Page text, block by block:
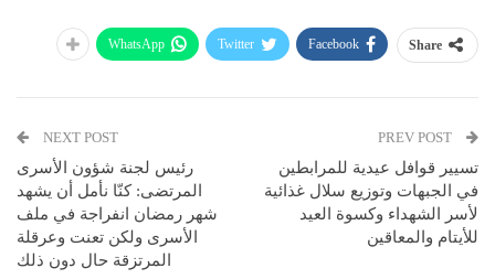
Share
Facebook
Twitter
WhatsApp
تسيير قوافل عيدية للمرابطين
في الجبهات وتوزيع سلال غذائية
لأسر الشهداء وكسوة العيد
للأيتام والمعاقين
NEXT POST
رئيس لجنة شؤون الأسرى
المرتضى: كنّا نأمل أن يشهد
شهر رمضان انفراجة في ملف
الأسرى ولكن تعنت وعرقلة
المرتزقة حال دون ذلك